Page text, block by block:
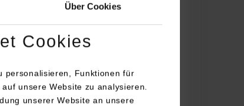
Über Cookies
Cookies
personalisieren, Funktionen für
unsere Website zu analysieren.
unserer Website an unsere
Stuttgart
1849-665
1849-719
stuttgart.de